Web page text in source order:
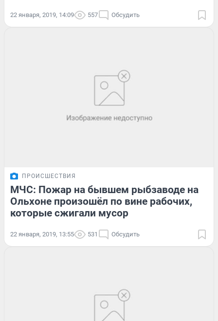
22 января, 2019, 14:09 557 Обсудить
ПРОИСШЕСТВИЯ
МЧС: Пожар на бывшем рыбзаводе на
Ольхоне произошёл по вине рабочих,
которые сжигали мусор
22 января, 2019, 13:55 531 Обсудить